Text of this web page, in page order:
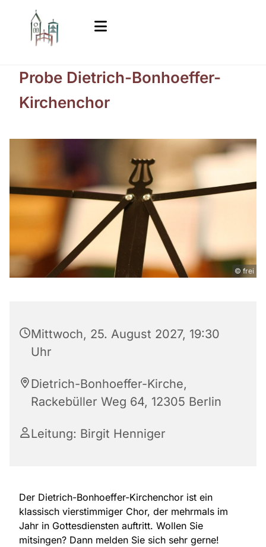
Probe Dietrich-Bonhoeffer-
Kirchenchor
© frei
Mittwoch, 25. August 2027, 19:30
Uhr
Dietrich-Bonhoeffer-Kirche,
Rackebüller Weg 64, 12305 Berlin
Leitung: Birgit Henniger
Der Dietrich-Bonhoeffer-Kirchenchor ist ein
klassisch vierstimmiger Chor, der mehrmals im
Jahr in Gottesdiensten auftritt. Wollen Sie
mitsingen? Dann melden Sie sich sehr gerne!